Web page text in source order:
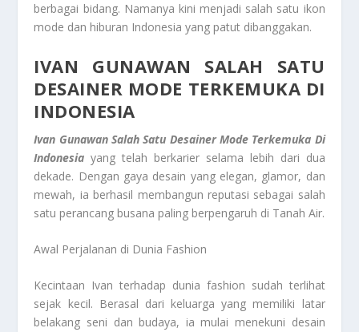
berbagai bidang. Namanya kini menjadi salah satu ikon
mode dan hiburan Indonesia yang patut dibanggakan.
IVAN GUNAWAN SALAH SATU
DESAINER MODE TERKEMUKA DI
INDONESIA
Ivan Gunawan Salah Satu Desainer Mode Terkemuka Di
Indonesia yang telah berkarier selama lebih dari dua
dekade. Dengan gaya desain yang elegan, glamor, dan
mewah, ia berhasil membangun reputasi sebagai salah
satu perancang busana paling berpengaruh di Tanah Air.
Awal Perjalanan di Dunia Fashion
Kecintaan Ivan terhadap dunia fashion sudah terlihat
sejak kecil. Berasal dari keluarga yang memiliki latar
belakang seni dan budaya, ia mulai menekuni desain